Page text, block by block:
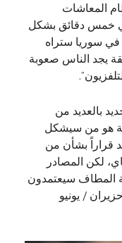
المعاشات
خمس دقائق بشكل
سوريا ستراه
يجد الناس صعوبة
بالعديد من
هو من سيشكل
قراراً بشأن من
لكن المصادر
المطاف سيعتمدون
/ يونيو